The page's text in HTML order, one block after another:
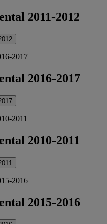
2011-2012
2016-2017
2010-2011
2015-2016